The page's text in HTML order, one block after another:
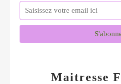
Maitresse